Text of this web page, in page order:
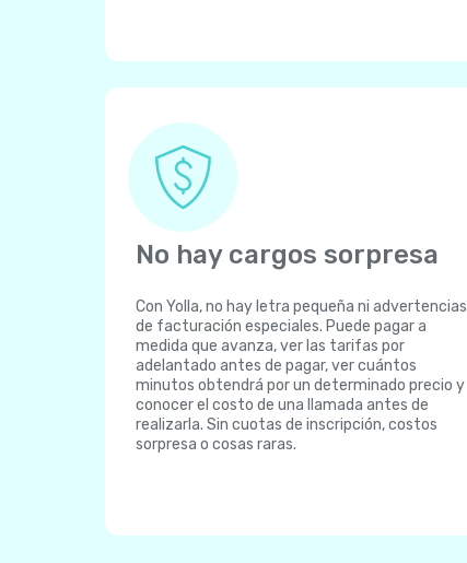
No hay cargos sorpresa
Con Yolla, no hay letra pequeña ni advertencias
de facturación especiales. Puede pagar a
medida que avanza, ver las tarifas por
adelantado antes de pagar, ver cuántos
minutos obtendrá por un determinado precio y
conocer el costo de una llamada antes de
realizarla. Sin cuotas de inscripción, costos
sorpresa o cosas raras.